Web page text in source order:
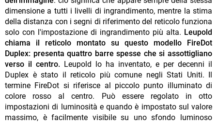
dimensione a tutti i livelli di ingrandimento, mentre la stima
della distanza con i segni di riferimento del reticolo funziona
solo con l'impostazione di ingrandimento più alta. Leupold
chiama il reticolo montato su questo modello FireDot
Duplex: presenta quattro barre spesse che si assottigliano
verso il centro. Leupold lo ha inventato, e per decenni il
Duplex è stato il reticolo più comune negli Stati Uniti. Il
termine FireDot si riferisce al piccolo punto illuminato di
colore rosso al centro. Può essere regolato in otto
impostazioni di luminosità e quando è impostato sul valore
massimo, è facilmente visibile su uno sfondo luminoso